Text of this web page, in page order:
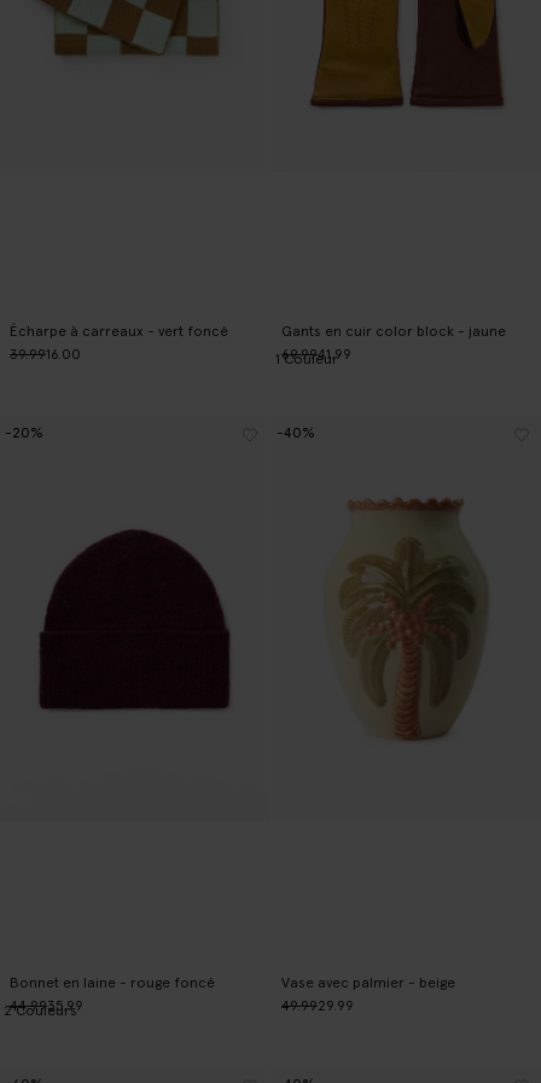
Écharpe à carreaux - vert foncé
39.9916.00
Gants en cuir color block - jaune
69.9941.99
1Couleur
Bonnet en laine - rouge foncé
44.9935.99
-20%
2Couleurs
Vase avec palmier - beige
49.9929.99
-40%